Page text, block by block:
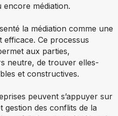
médiation.
la médiation comme une
Ce processus
aux parties,
neutre, de trouver elles-
et constructives.
peuvent s’appuyer sur
gestion des conflits de la